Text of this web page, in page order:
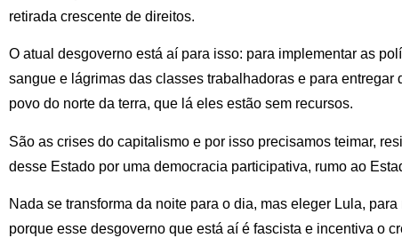
retirada crescente de direitos.
O atual desgoverno está aí para isso: para implementar as
sangue e lágrimas das classes trabalhadoras e para entregar
povo do norte da terra, que lá eles estão sem recursos.
São as crises do capitalismo e por isso precisamos teimar,
desse Estado por uma democracia participativa, rumo ao
Nada se transforma da noite para o dia, mas eleger Lula,
porque esse desgoverno que está aí é fascista e incentiva o